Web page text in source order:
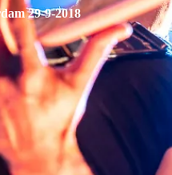
29-9-2018